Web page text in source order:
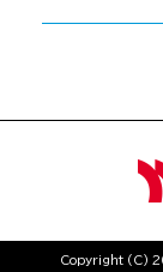
Copyright (C)